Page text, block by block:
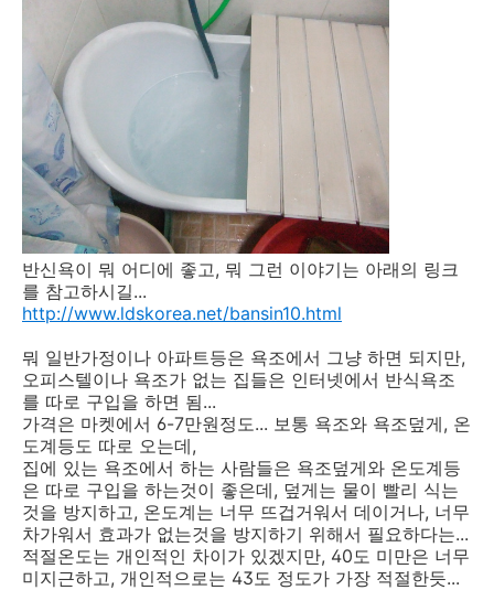
반신욕이 뭐 어디에 좋고, 뭐 그런 이야기는 아래의 링크
를 참고하시길...
http://www.ldskorea.net/bansin10.html
뭐 일반가정이나 아파트등은 욕조에서 그냥 하면 되지만,
오피스텔이나 욕조가 없는 집들은 인터넷에서 반식욕조
를 따로 구입을 하면 됨...
가격은 마켓에서 6-7만원정도... 보통 욕조와 욕조덮게, 온
도계등도 따로 오는데,
집에 있는 욕조에서 하는 사람들은 욕조덮게와 온도계등
은 따로 구입을 하는것이 좋은데, 덮게는 물이 빨리 식는
것을 방지하고, 온도계는 너무 뜨겁거워서 데이거나, 너무
차가워서 효과가 없는것을 방지하기 위해서 필요하다는...
적절온도는 개인적인 차이가 있겠지만, 40도 미만은 너무
미지근하고, 개인적으로는 43도 정도가 가장 적절한듯...